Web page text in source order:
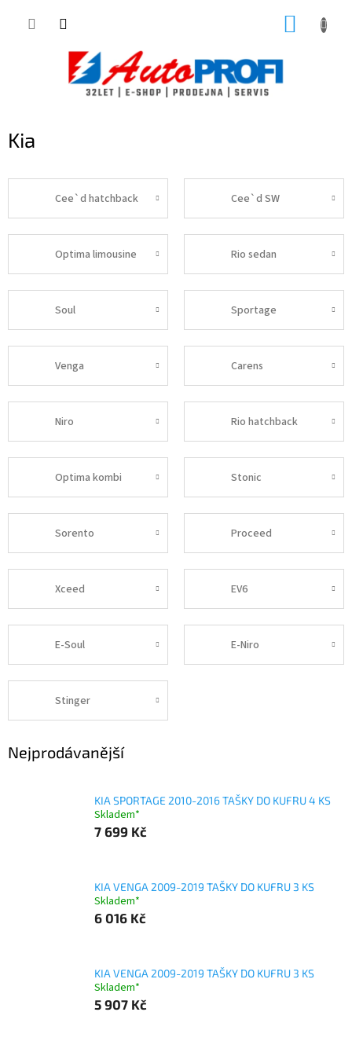
Kia
Cee`d hatchback Cee`d SW
Optima limousine Rio sedan
Soul Sportage
Venga Carens
Niro Rio hatchback
Optima kombi Stonic
Sorento Proceed
Xceed EV6
E-Soul E-Niro
Stinger
Nejprodávanější
KIA SPORTAGE 2010-2016 TAŠKY DO KUFRU 4 KS
Skladem*
7 699 Kč
KIA VENGA 2009-2019 TAŠKY DO KUFRU 3 KS
Skladem*
6 016 Kč
KIA VENGA 2009-2019 TAŠKY DO KUFRU 3 KS
Skladem*
5 907 Kč